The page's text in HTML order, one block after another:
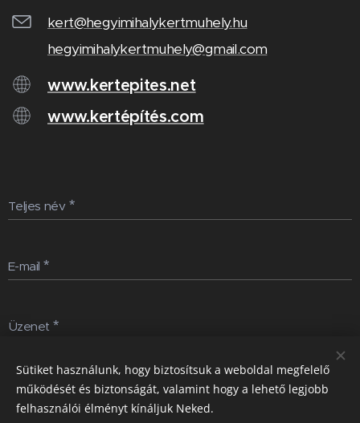
kert@hegyimihalykertmuhely.hu
hegyimihalykertmuhely@gmail.com
www.kertepites.net
www.kertépítés.com
Teljes név
E-mail
Üzenet
Küldés
Sütiket használunk, hogy biztosítsuk a weboldal megfelelő
működését és biztonságát, valamint hogy a lehető legjobb
felhasználói élményt kínáljuk Neked.